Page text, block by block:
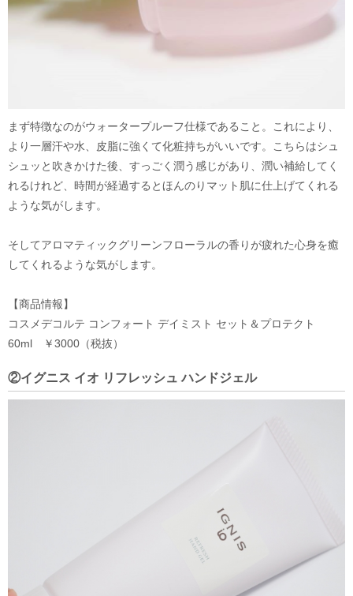
まず特徴なのがウォータープルーフ仕様であること。これにより、
より一層汗や水、皮脂に強くて化粧持ちがいいです。こちらはシュ
シュッと吹きかけた後、すっごく潤う感じがあり、潤い補給してく
れるけれど、時間が経過するとほんのりマット肌に仕上げてくれる
ような気がします。
そしてアロマティックグリーンフローラルの香りが疲れた心身を癒
してくれるような気がします。
【商品情報】
コスメデコルテ コンフォート デイミスト セット＆プロテクト
60ml ￥3000（税抜）
②イグニス イオ リフレッシュ ハンドジェル